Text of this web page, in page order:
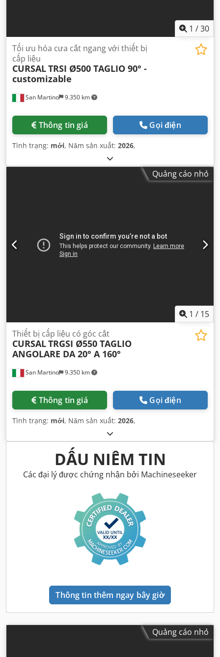
1 /30
San Martino 9.350 km
Tối ưu hóa cưa cắt ngang với thiết bị
cấp liệu
CURSALTRSI Ø500 TAGLIO 90° -
customizable
Thông tin giá Gọi điện
Tình trạng: mới, Năm sản xuất: 2026,
Quảng cáo nhỏ
1 / 15
San Martino 9.350 km
Thiết bị cấp liệu có góc cắt
CURSALTRGSI Ø550 TAGLIO
ANGOLARE DA 20° A 160°
Thông tin giá Gọi điện
Tình trạng: mới, Năm sản xuất: 2026,
DẤU NIÊM TIN
Các đại lý được chứng nhận bởi Machineseeker
Thông tin thêm ngay bây giờ
Quảng cáo nhỏ